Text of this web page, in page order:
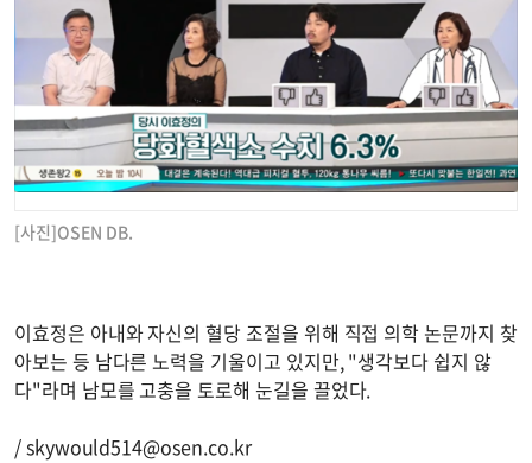
[사진]OSEN DB.
이효정은 아내와 자신의 혈당 조절을 위해 직접 의학 논문까지 찾
아보는 등 남다른 노력을 기울이고 있지만, "생각보다 쉽지 않
다"라며 남모를 고충을 토로해 눈길을 끌었다.
/skywould514@osen.co.kr